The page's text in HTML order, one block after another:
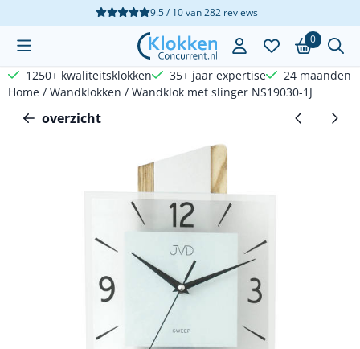
Cookievoorkeuren zijn beschikbaar. Kies instellingen of sta
9.5 / 10van282reviews
0
1250+ kwaliteitsklokken 35+ jaar expertise
24 maanden
Home / Wandklokken / Wandklok met slinger NS19030-1J
overzicht